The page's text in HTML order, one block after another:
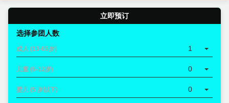
立即预订
选择参团人数
成人 (13-65岁) 1
儿童 (6-12岁) 0
婴儿 (5 岁以下) 0